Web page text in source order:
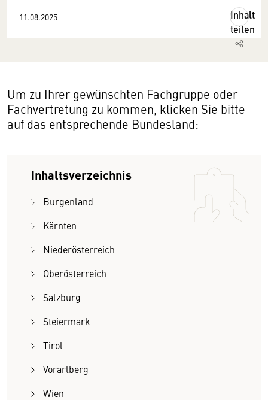
11.08.2025
Inhalt
teilen
Um zu Ihrer gewünschten Fachgruppe oder
Fachvertretung zu kommen, klicken Sie bitte
auf das entsprechende Bundesland:
Inhaltsverzeichnis
Burgenland
Kärnten
Niederösterreich
Oberösterreich
Salzburg
Steiermark
Tirol
Vorarlberg
Wien